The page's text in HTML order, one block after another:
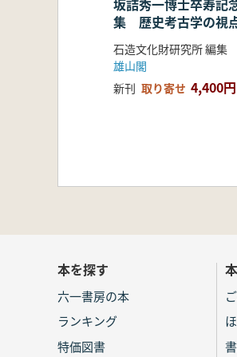
坂詰秀一博士卒寿記
集 歴史考古学の視
石造文化財研究所 編集
雄山閣
新刊 取り寄せ 4,400円
本を探す
六一書房の本
ランキング
特価図書